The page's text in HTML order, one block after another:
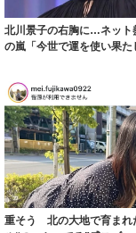
北川景子の右胸に…ネット
の嵐「今世で運を使い果た
重そう 北の大地で育まれ